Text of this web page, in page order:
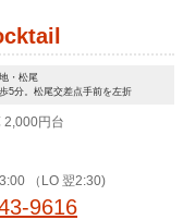
・松尾
5分。松尾交差点手前を左折
2,000円台
（LO 翌2:30)
9616